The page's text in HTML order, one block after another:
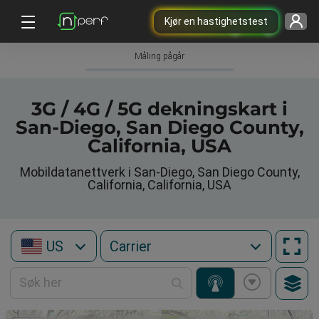
Kjør en hastighetstest
Måling pågår
3G / 4G / 5G dekningskart i
San-Diego, San Diego County,
California, USA
Mobildatanettverk i San-Diego, San Diego County,
California, California, USA
US